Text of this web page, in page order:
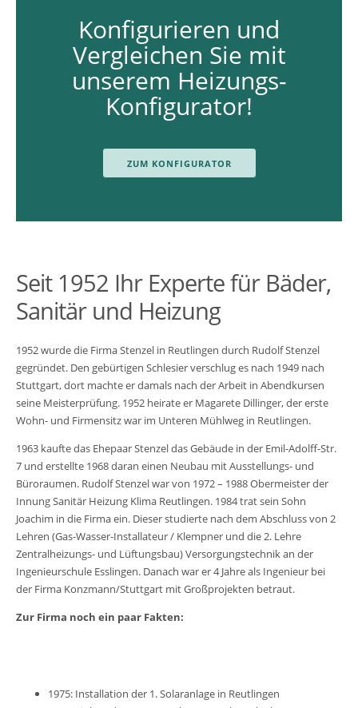
Konfigurieren und
Vergleichen Sie mit
unserem Heizungs-
Konfigurator!
ZUM KONFIGURATOR
Seit 1952 Ihr Experte für Bäder,
Sanitär und Heizung
1952 wurde die Firma Stenzel in Reutlingen durch Rudolf Stenzel
gegründet. Den gebürtigen Schlesier verschlug es nach 1949 nach
Stuttgart, dort machte er damals nach der Arbeit in Abendkursen
seine Meisterprüfung. 1952 heirate er Magarete Dillinger, der erste
Wohn- und Firmensitz war im Unteren Mühlweg in Reutlingen.
1963 kaufte das Ehepaar Stenzel das Gebäude in der Emil-Adolff-Str.
7 und erstellte 1968 daran einen Neubau mit Ausstellungs- und
Büroraumen. Rudolf Stenzel war von 1972 – 1988 Obermeister der
Innung Sanitär Heizung Klima Reutlingen. 1984 trat sein Sohn
Joachim in die Firma ein. Dieser studierte nach dem Abschluss von 2
Lehren (Gas-Wasser-Installateur / Klempner und die 2. Lehre
Zentralheizungs- und Lüftungsbau) Versorgungstechnik an der
Ingenieurschule Esslingen. Danach war er 4 Jahre als Ingenieur bei
der Firma Konzmann/Stuttgart mit Großprojekten betraut.
Zur Firma noch ein paar Fakten:
1975: Installation der 1. Solaranlage in Reutlingen